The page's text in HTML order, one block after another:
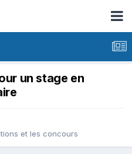
un stage en
et les concours